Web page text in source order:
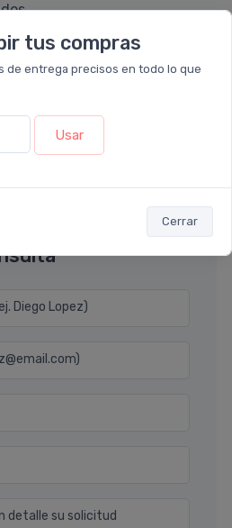
tus compras
de entrega precisos en todo lo que
Usar
Cerrar
blandas
Diego Lopez)
detalle su solicitud